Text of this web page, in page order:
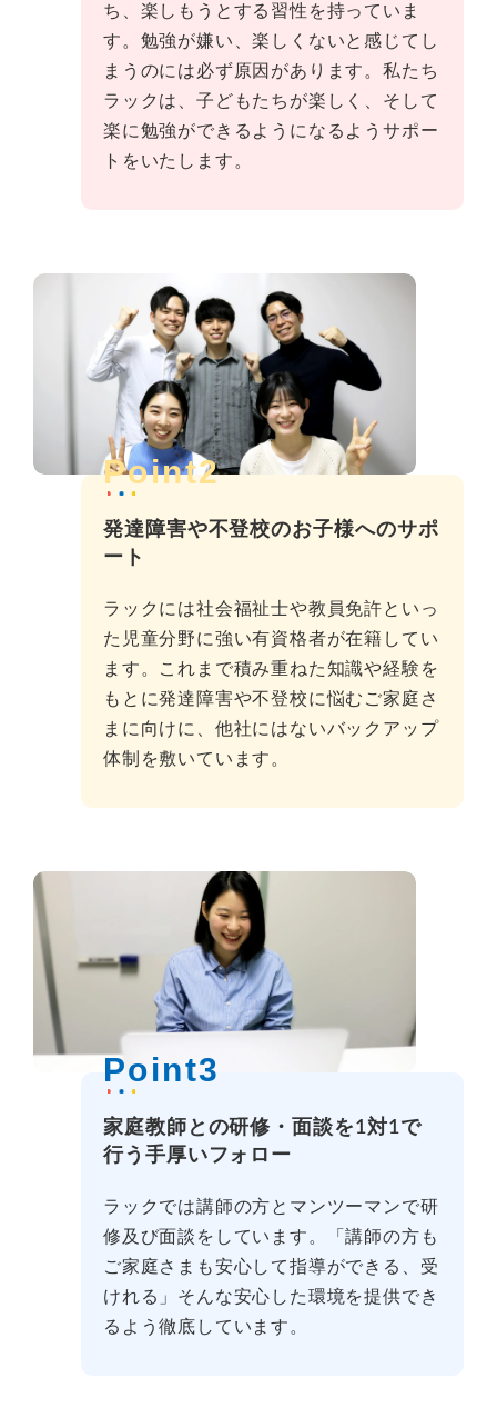
ち、楽しもうとする習性を持っていま
す。勉強が嫌い、楽しくないと感じてし
まうのには必ず原因があります。私たち
ラックは、子どもたちが楽しく、そして
楽に勉強ができるようになるようサポー
トをいたします。
Point2
発達障害や不登校のお子様へのサポ
ート
ラックには社会福祉士や教員免許といっ
た児童分野に強い有資格者が在籍してい
ます。これまで積み重ねた知識や経験を
もとに発達障害や不登校に悩むご家庭さ
まに向けに、他社にはないバックアップ
体制を敷いています。
Point3
家庭教師との研修・面談を1対1で
行う手厚いフォロー
ラックでは講師の方とマンツーマンで研
修及び面談をしています。「講師の方も
ご家庭さまも安心して指導ができる、受
けれる」そんな安心した環境を提供でき
るよう徹底しています。